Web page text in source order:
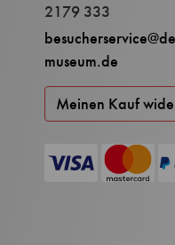
2179 333
museum.de
Meinen Kauf